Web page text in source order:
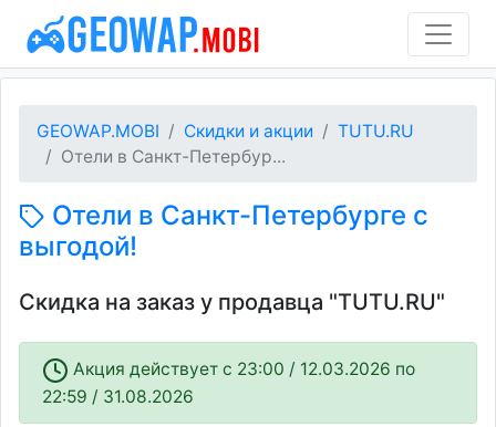
GEOWAP.MOBI Скидки и акции
TUTU.RU
Отели в Санкт-Петербур...
Отели в Санкт-Петербурге с
выгодой!
Скидка на заказ у продавца "TUTU.RU"
Акция действует c 23:00 / 12.03.2026 по
22:59 / 31.08.2026